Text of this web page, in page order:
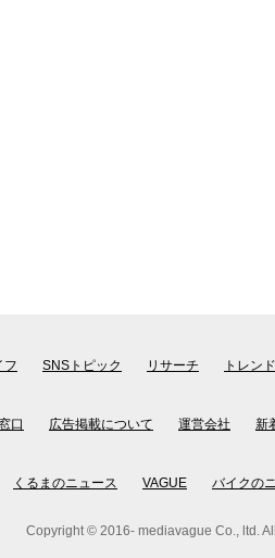
フ SNSトピック リサーチ トレンド
口 広告掲載について 運営会社 新
くるまのニュース VAGUE バイクの
Copyright © 2016- mediavague Co., ltd.